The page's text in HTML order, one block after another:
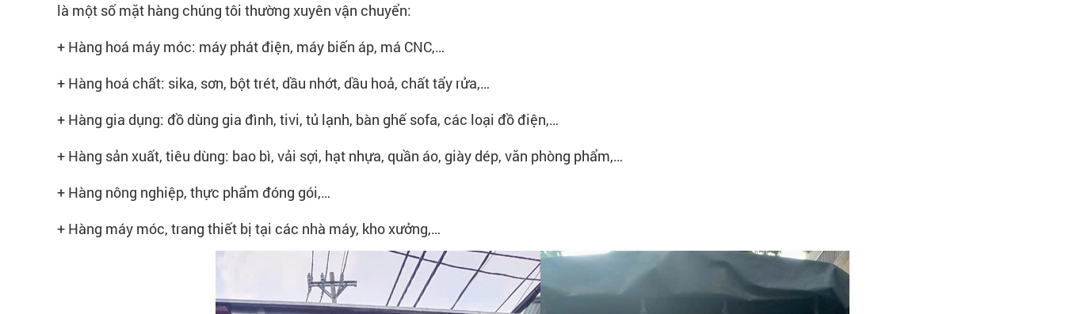
là một số mặt hàng chúng tôi thường xuyên vận chuyển:
+ Hàng hoá máy móc: máy phát điện, máy biến áp, má CNC,…
+ Hàng hoá chất: sika, sơn, bột trét, dầu nhớt, dầu hoả, chất tẩy rửa,…
+ Hàng gia dụng: đồ dùng gia đình, tivi, tủ lạnh, bàn ghế sofa, các loại đồ điện,…
+ Hàng sản xuất, tiêu dùng: bao bì, vải sợi, hạt nhựa, quần áo, giày dép, văn phòng phẩm,…
+ Hàng nông nghiệp, thực phẩm đóng gói,…
+ Hàng máy móc, trang thiết bị tại các nhà máy, kho xưởng,…